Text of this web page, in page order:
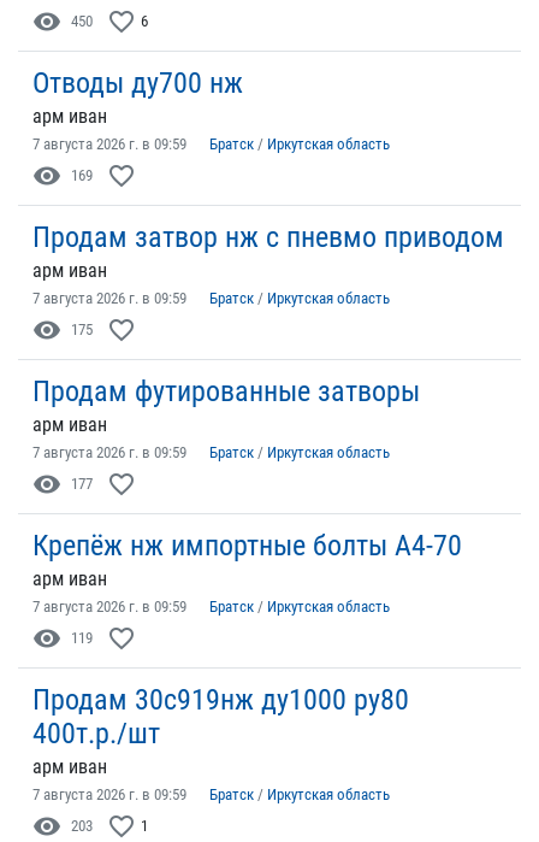
visibility 450 favorite_border 6
Отводы ду700 нж
арм иван
7 августа 2026 г. в 09:59 Братск / Иркутская область
visibility 169 favorite_border
Продам затвор нж с пневмо приводом
арм иван
7 августа 2026 г. в 09:59 Братск / Иркутская область
visibility 175 favorite_border
Продам футированные затворы
арм иван
7 августа 2026 г. в 09:59 Братск / Иркутская область
visibility 177 favorite_border
Крепёж нж импортные болты А4-70
арм иван
7 августа 2026 г. в 09:59 Братск / Иркутская область
visibility 119 favorite_border
Продам 30с919нж ду1000 ру80
400т.р./шт
арм иван
7 августа 2026 г. в 09:59 Братск / Иркутская область
visibility 203 favorite_border 1